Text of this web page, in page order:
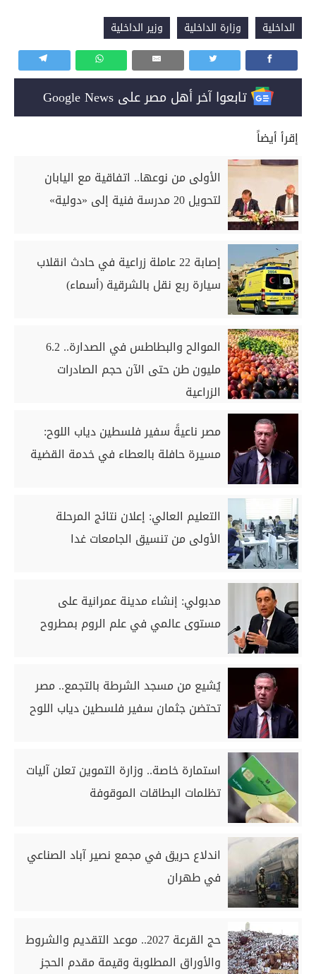
الداخلية وزارة الداخلية وزير الداخلية
تابعوا آخر أهل مصر على Google News
إقرأ أيضاً
الأولى من نوعها.. اتفاقية مع اليابان
لتحويل 20 مدرسة فنية إلى «دولية»
إصابة 22 عاملة زراعية في حادث انقلاب
سيارة ربع نقل بالشرقية (أسماء)
الموالح والبطاطس في الصدارة.. 6.2
مليون طن حتى الآن حجم الصادرات
الزراعية
مصر ناعيةً سفير فلسطين دياب اللوح:
مسيرة حافلة بالعطاء في خدمة القضية
التعليم العالي: إعلان نتائج المرحلة
الأولى من تنسيق الجامعات غدا
مدبولي: إنشاء مدينة عمرانية على
مستوى عالمي في علم الروم بمطروح
يُشيع من مسجد الشرطة بالتجمع.. مصر
تحتضن جثمان سفير فلسطين دياب اللوح
استمارة خاصة.. وزارة التموين تعلن آليات
تظلمات البطاقات الموقوفة
اندلاع حريق في مجمع نصير آباد الصناعي
في طهران
حج القرعة 2027.. موعد التقديم والشروط
والأوراق المطلوبة وقيمة مقدم الحجز